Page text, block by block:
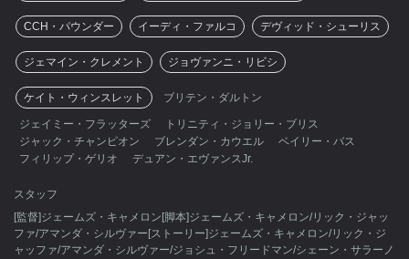
CCH・パウンダー イーディ・ファルコ デヴィッド・シューリス
ジェマイン・クレメント ジョヴァンニ・リビシ
ケイト・ウィンスレット ブリテン・ダルトン
ジェイミー・フラッターズ
トリニティ・ジョリー・ブリス
ジャック・チャンピオン
ブレンダン・カウエル
ベイリー・バス
フィリップ・ゲリオ
デュアン・エヴァンスJr.
スタッフ
[監督]ジェームズ・キャメロン[脚本]ジェームズ・キャメロン/リック・ジャッ
ファ/アマンダ・シルヴァー[ストーリー]ジェームズ・キャメロン/リック・ジ
ャッファ/アマンダ・シルヴァー/ジョシュ・フリードマン/シェーン・サラーノ